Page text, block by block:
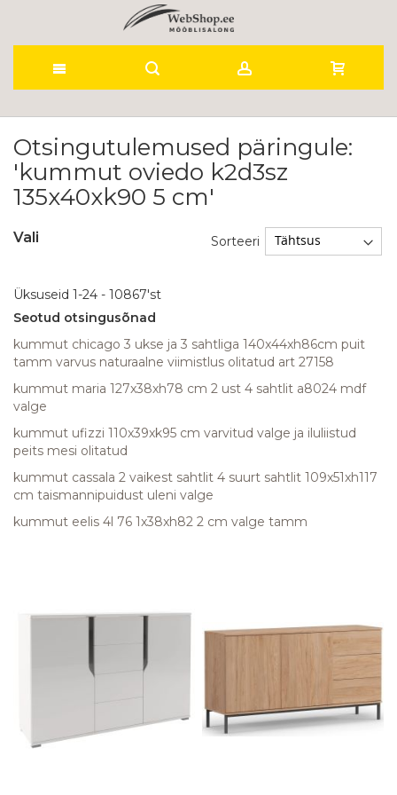
to
Content
Otsingutulemused päringule:
'kummut oviedo k2d3sz
135x40xk90 5 cm'
Üksuseid 1-24 - 10867'st
Sorteeri
Seotud otsingusõnad
kummut chicago 3 ukse ja 3 sahtliga 140x44xh86cm puit
tamm varvus naturaalne viimistlus olitatud art 27158
kummut maria 127x38xh78 cm 2 ust 4 sahtlit a8024 mdf
valge
kummut ufizzi 110x39xk95 cm varvitud valge ja iluliistud
peits mesi olitatud
kummut cassala 2 vaikest sahtlit 4 suurt sahtlit 109x51xh117
cm taismannipuidust uleni valge
kummut eelis 4l 76 1x38xh82 2 cm valge tamm
Vali